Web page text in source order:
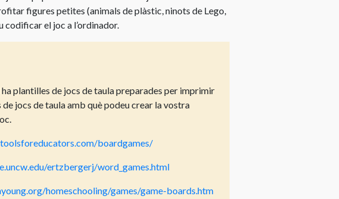
freqüents
sobre
figures petites (animals de plàstic, ninots de Lego,
codificar el joc a l’ordinador.
plantilles de jocs de taula preparades per imprimir
de jocs de taula amb què podeu crear la vostra
boardgames/
ertzbergerj/word_games.html
homeschooling/games/game-boards.htm